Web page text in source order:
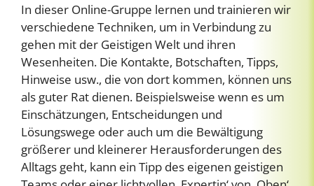
In dieser Online-Gruppe lernen und trainieren wir
verschiedene Techniken, um in Verbindung zu
gehen mit der Geistigen Welt und ihren
Wesenheiten. Die Kontakte, Botschaften, Tipps,
Hinweise usw., die von dort kommen, können uns
als guter Rat dienen. Beispielsweise wenn es um
Einschätzungen, Entscheidungen und
Lösungswege oder auch um die Bewältigung
größerer und kleinerer Herausforderungen des
Alltags geht, kann ein Tipp des eigenen geistigen